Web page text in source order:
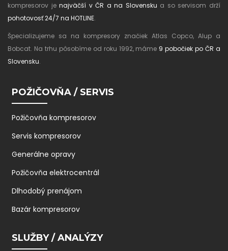
kompresorov jenajväčší v ČR a na Slovensku a so servisom drží
pohotovosť 24/7 na HOTLINE.
Špecializujeme sa na kompresory značiek Atlas Copco, Alup a
Bobcat. Na trhu pôsobíme od roku 1992, máme 9 pobočiek po ČR a
Slovensku.
POŽIČOVŇA / SERVIS
Požičovňa kompresorov
Servis kompresorov
Generálne opravy
Požičovňa elektrocentrál
Dlhodobý prenájom
Bazár kompresorov
SLUŽBY / ANALÝZY